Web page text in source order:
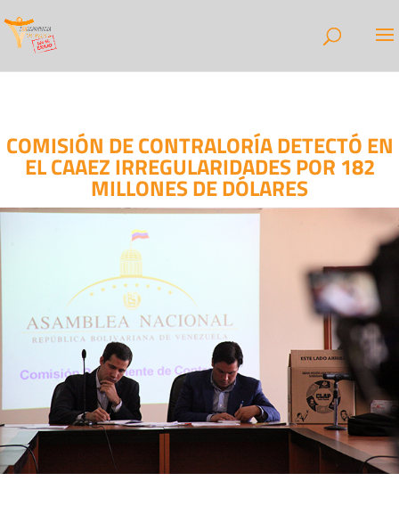
COMISIÓN DE CONTRALORÍA DETECTÓ EN
EL CAAEZ IRREGULARIDADES POR 182
MILLONES DE DÓLARES